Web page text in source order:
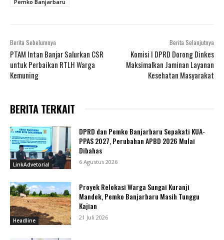
Pemko Banjarbaru
Berita Sebelumnya
PTAM Intan Banjar Salurkan CSR
untuk Perbaikan RTLH Warga
Kemuning
Berita Selanjutnya
Komisi I DPRD Dorong Dinkes
Maksimalkan Jaminan Layanan
Kesehatan Masyarakat
BERITA TERKAIT
LinkAdvetorial
DPRD dan Pemko Banjarbaru Sepakati KUA-
PPAS 2027, Perubahan APBD 2026 Mulai
Dibahas
6 Agustus 2026
Headline
Proyek Relokasi Warga Sungai Kuranji
Mandek, Pemko Banjarbaru Masih Tunggu
Kajian
21 Juli 2026